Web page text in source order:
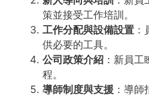
策並接受工作培訓。
工作分配與設備設置
供必要的工具。
公司政策介紹 ：新員
程。
導師制度與支援 ：導師